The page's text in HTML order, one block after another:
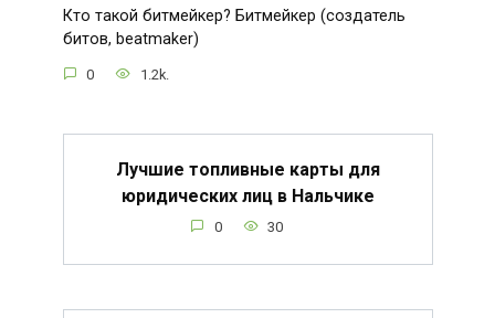
Кто такой битмейкер? Битмейкер (создатель
битов, beatmaker)
0 1.2k.
Лучшие топливные карты для
юридических лиц в Нальчике
0 30